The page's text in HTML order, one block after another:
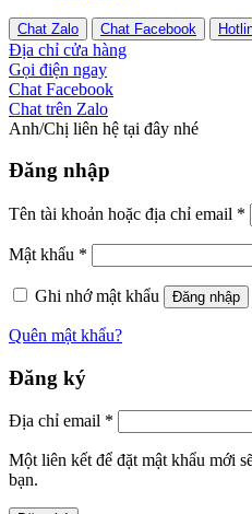
Chat Zalo Chat Facebook
Địa chỉ cửa hàng
Gọi điện ngay
Chat Facebook
Chat trên Zalo
Anh/Chị liên hệ tại đây nhé
Đăng nhập
Tên tài khoản hoặc địa chỉ email *
Mật khẩu *
Ghi nhớ mật khẩu Đăng nhập
Quên mật khẩu?
Đăng ký
Địa chỉ email *
Một liên kết để đặt mật khẩu mới
bạn.